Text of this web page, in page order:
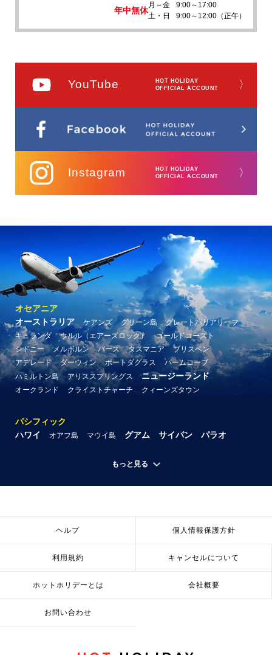
年中無休
月～金
9:00～17:00
土・日
9:00～12:00（正午）
YouTube
HOT HOLIDAY
OFFICIAL ACCOUNT
〉
Instagram
HOT HOLIDAY
OFFICIAL ACCOUNT
〉
オセアニア
オーストラリア
ケアンズ グリーン島
グレートバリアリーフ
キュランダ
ウルル（エアーズロック）
ゴールドコースト
シドニー
メルボルン パース タスマニア
ブリスベン
アデレード
ダーウィン ポートダグラス
パームコーブ
ハミルトン島
アリススプリングス ニュージーランド
オークランド クライストチャーチ クィーンズタウン
パシフィック
ハワイ
オアフ島 マウイ島 グアム サイパン パラオ
もっと見る
ヘルプ 個人情報保護方針
利用規約 キャンセルについて
ホットホリデーとは 会社概要
お問い合わせ